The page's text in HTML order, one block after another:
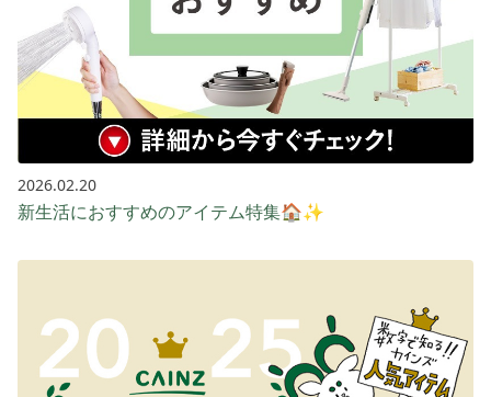
2026.02.20
新生活におすすめのアイテム特集🏠✨